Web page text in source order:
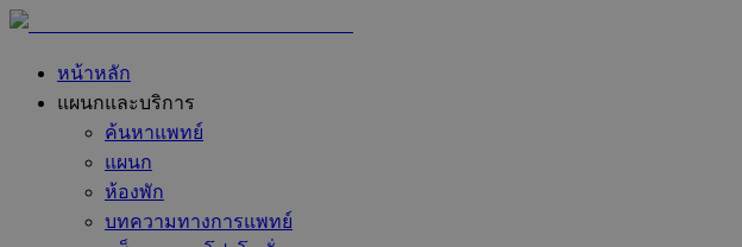
หน้าหลัก
แผนกและบริการ
ค้นหาแพทย์
แผนก
ห้องพัก
บทความทางการแพทย์